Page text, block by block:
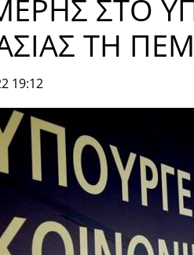
ΣΤΟ
ΤΗ
19:12